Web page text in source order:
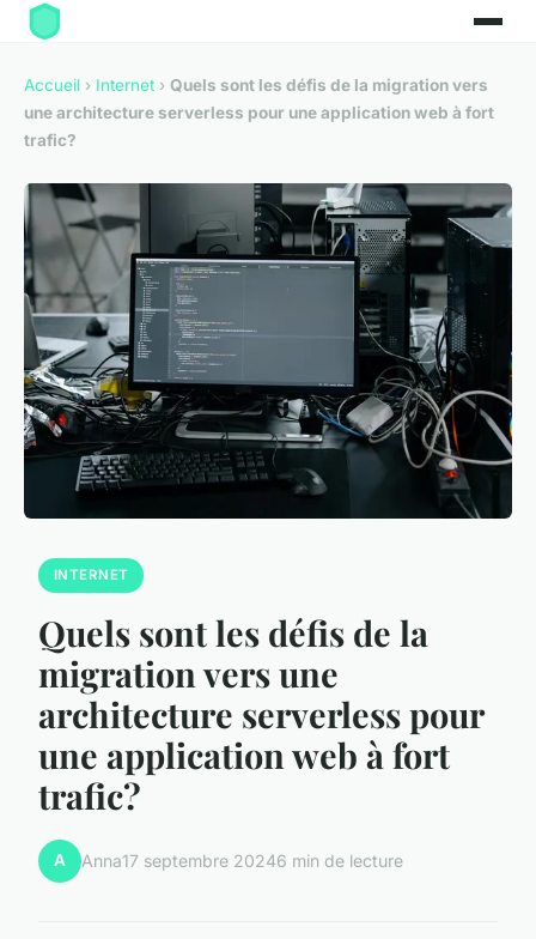
Accueil › Internet › Quels sont les défis de la migration vers
une architecture serverless pour une application web à fort
trafic?
INTERNET
Quels sont les défis de la
migration vers une
architecture serverless pour
une application web à fort
trafic?
A Anna17 septembre 20246 min de lecture